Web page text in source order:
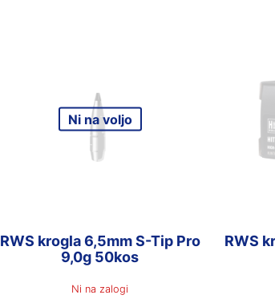
Ni na voljo
RWS krogla 6,5mm S-Tip Pro
9,0g 50kos
Ni na zalogi
RWS